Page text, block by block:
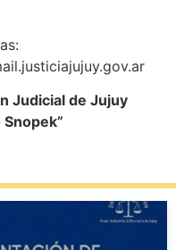
Judicial de Jujuy